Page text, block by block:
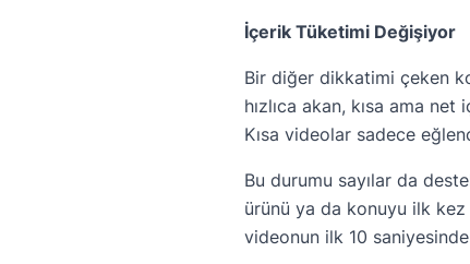
İçerik Tüketimi Değişiyor
Bir diğer dikkatimi çeken
hızlıca akan, kısa ama
Kısa videolar sadece
Bu durumu sayılar da
ürünü ya da konuyu ilk kez
videonun ilk 10